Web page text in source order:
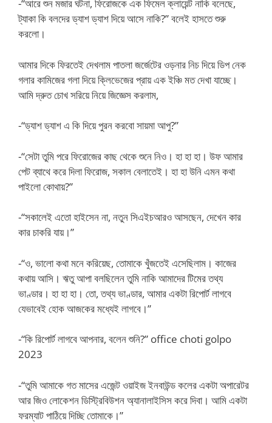
-“আরে শুন মজার ঘটনা, ফিরোজকে এক ফিমেল ক্লায়েন্ট নাকি বলেছে,
ট্যাকা কি বলদের ড্যাশ ড্যাশ দিয়ে আসে নাকি?” বলেই হাসতে শুরু
করলো।
আমার দিকে ফিরতেই দেখলাম পাতলা জর্জেটের ওড়নার নিচ দিয়ে ডিপ নেক
গলার কামিজের গলা দিয়ে ক্লিভেজের প্রায় এক ইঞ্চি মত দেখা যাচ্ছে।
আমি দ্রুত চোখ সরিয়ে নিয়ে জিজ্ঞেস করলাম,
-“ড্যাশ ড্যাশ এ কি দিয়ে পুরন করবো সায়মা আপু?”
-“সেটা তুমি পরে ফিরোজের কাছ থেকে শুনে নিও। হা হা হা। উফ আমার
পেট ব্যাথে করে দিলা ফিরোজ, সকাল বেলাতেই। হা হা উনি এমন কথা
পাইলো কোথায়?”
-“সকালেই এতো হাইসেন না, নতুন সিএইচআরও আসছেন, দেখেন কার
কার চাকরি যায়।”
-“ও, ভালো কথা মনে করিয়েছ, তোমাকে খুঁজতেই এসেছিলাম। কাজের
কথায় আসি। ঋতু আপা বলছিলেন তুমি নাকি আমাদের টিমের তথ্য
ভাণ্ডার। হা হা হা। তো, তথ্য ভাণ্ডার, আমার একটা রিপোর্ট লাগবে
যেভাবেই হোক আজকের মধ্যেই লাগবে।”
-“কি রিপোর্ট লাগবে আপনার, বলেন শুনি?” office choti golpo
2023
-“তুমি আমাকে গত মাসের এজেন্ট ওয়াইজ ইনবাউন্ড কলের একটা অপারেটর
আর জিও লোকেশন ডিস্ট্রিবিউশন অ্যানালাইসিস করে দিবা। আমি একটা
ফরম্যাট পাঠিয়ে দিচ্ছি তোমাকে।”